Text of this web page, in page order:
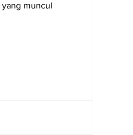
yang muncul